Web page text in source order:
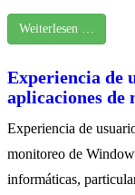
Weiterlesen …
Experiencia de
aplicaciones de
Experiencia de
monitoreo de
informáticas,